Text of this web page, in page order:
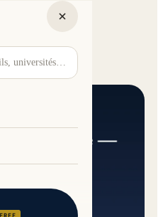
universités…
College Council
· 9 min read